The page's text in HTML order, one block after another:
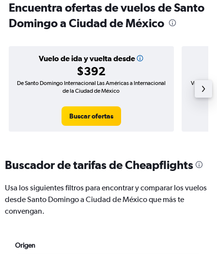
Encuentra ofertas de vuelos de Santo
Domingo a Ciudad de México
Vuelo de ida y vuelta desde
$392
De Santo Domingo Internacional Las Américas a Internacional
de la Ciudad de México
Buscar ofertas
Vuelo de
Buscador de tarifas de Cheapflights
Usa los siguientes filtros para encontrar y comparar los vuelos
desde Santo Domingo a Ciudad de México que más te
convengan.
Origen